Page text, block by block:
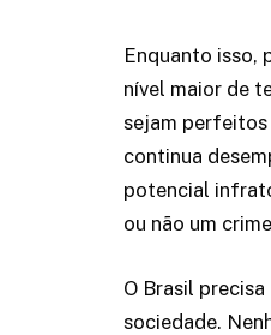
Enquanto isso,
nível maior de
sejam perfeitos
continua
potencial
ou não um
O Brasil
sociedade.